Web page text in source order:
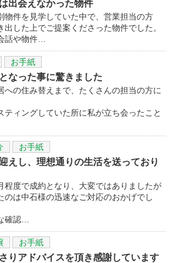
出会えなかった物件
物件を見学していた中で、営業担当の方
した上でご提案くださった物件でした。
話や物件…
お手紙
なった事に驚きました
への住み替えまで、たくさんの担当の方に
ティングしていた所に私が立ち会ったこと
お手紙
えし、理想通りの生活を送っており
程度で成約となり、大変ではありましたが
のは中石様の迅速なご対応のおかげでし
確認…
お手紙
りアドバイスを頂き感謝しています